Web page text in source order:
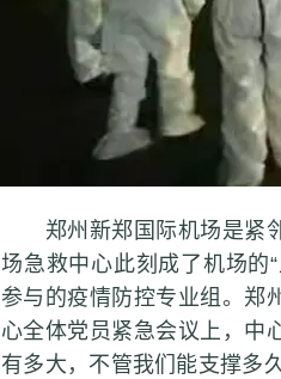
郑州新郑国际机场是紧邻
场急救中心此刻成了机场的
参与的疫情防控专业组。郑
心全体党员紧急会议上，中
有多大，不管我们能支撑多